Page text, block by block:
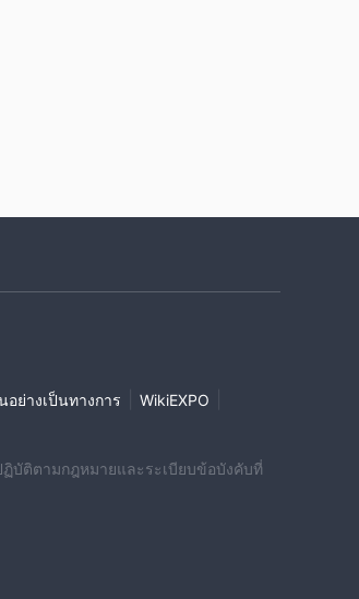
อย่างเป็นทางการ WikiEXPO
บัติตามกฎหมายและระเบียบข้อบังคับที่